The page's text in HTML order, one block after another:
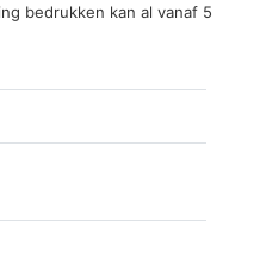
bedrukken kan al vanaf 5